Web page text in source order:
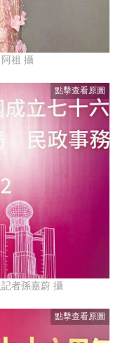
祖 攝
者孫嘉蔚 攝